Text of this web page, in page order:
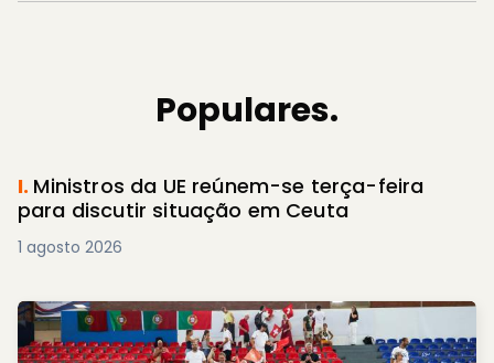
Populares.
I. Ministros da UE reúnem-se terça-feira
para discutir situação em Ceuta
1 agosto 2026